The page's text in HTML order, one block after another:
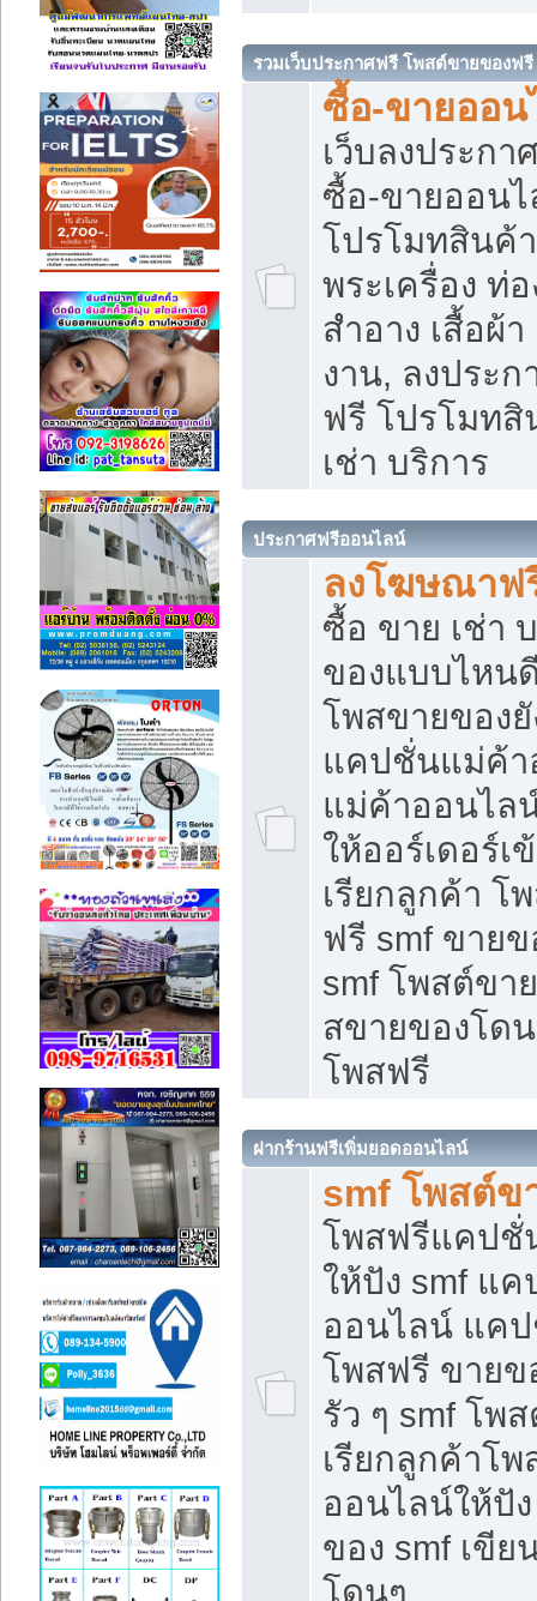
รวมเว็บประกาศฟรี โพสต์ขายของฟรี
ซื้อ-ขายออน
เว็บลงประก
ซื้อ-ขายออน
โปรโมทสินค้
พระเครื่อง ท่อ
สำอาง เสื้อผ้
งาน, ลงประ
ฟรี โปรโมท
เช่า บริการ
ประกาศฟรีออนไลน์
ลงโฆษณาฟ
ซื้อ ขาย เช่า
ของแบบไหน
โพสขายของยั
แคปชั่นแม่ค้
แม่ค้าออนไล
ให้ออร์เดอร์เ
เรียกลูกค้า โ
ฟรี smf ขาย
smf โพสต์ขา
สขายของโด
โพสฟรี
ฝากร้านฟรีเพิ่มยอดออนไลน์
smf โพสต์ข
โพสฟรีแคปชั่
ให้ปัง smf แ
ออนไลน์ แค
โพสฟรี ขายข
รัว ๆ smf โพ
เรียกลูกค้าโ
ออนไลน์ให้ปั
ของ smf เขี
โดนๆ